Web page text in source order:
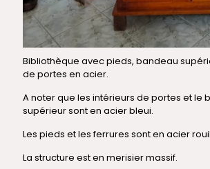
Bibliothèque avec pieds, bandeau
de portes en acier.
A noter que les intérieurs de portes et le
supérieur sont en acier bleui.
Les pieds et les ferrures sont en acier
La structure est en merisier massif.